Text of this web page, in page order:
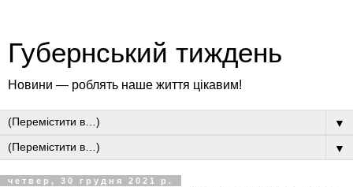
Губернський тиждень
Новини — роблять наше життя цікавим!
▼
▼
четвер, 30 грудня 2021 р.